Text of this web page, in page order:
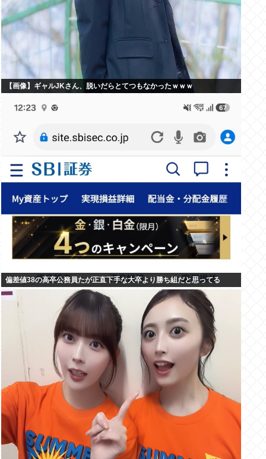
【画像】ギャルJKさん、脱いだらとてつもなかったｗｗｗ
偏差値38の高卒公務員たが正直下手な大卒より勝ち組だと思ってる